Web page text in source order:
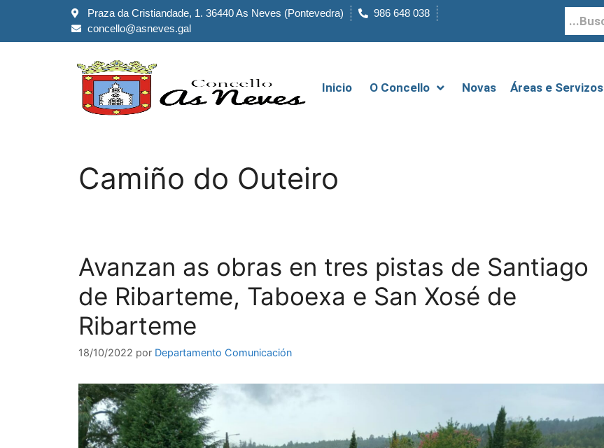
Praza da Cristiandade, 1. 36440 As Neves (Pontevedra)
986 648 038
concello@asneves.gal
Inicio O Concello Novas Áreas e Servizos
Camiño do Outeiro
Avanzan as obras en tres pistas de Santiago
de Ribarteme, Taboexa e San Xosé de
Ribarteme
18/10/2022 por Departamento Comunicación